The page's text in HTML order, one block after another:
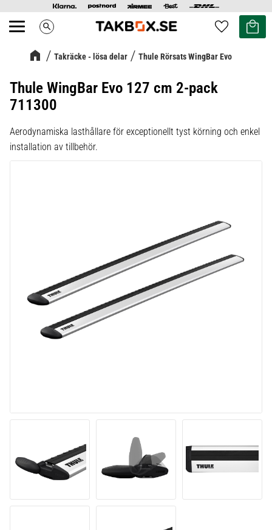
Meny search Favoriter
Kundvagn
Takräcke - lösa delar Thule Rörsats WingBar Evo
Thule WingBar Evo 127 cm 2-pack
711300
Aerodynamiska lasthållare för exceptionellt tyst körning och enkel
installation av tillbehör.